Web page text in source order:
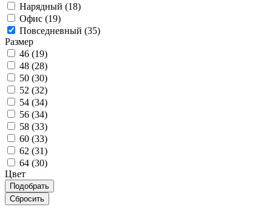
Нарядный (18)
Офис (19)
Повседневный (35)
Размер
46 (19)
48 (28)
50 (30)
52 (32)
54 (34)
56 (34)
58 (33)
60 (33)
62 (31)
64 (30)
Цвет